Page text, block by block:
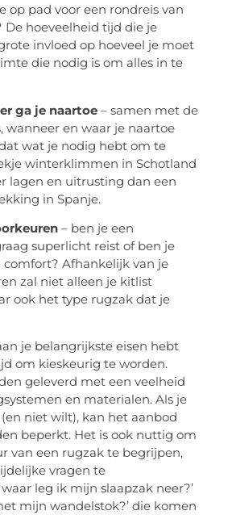
op pad voor een rondreis van
De hoeveelheid tijd die je
invloed op hoeveel je moet
die nodig is om alles in te
ga je naartoe – samen met de
wanneer en waar je naartoe
wat je nodig hebt om te
winterklimmen in Schotland
lagen en uitrusting dan een
in Spanje.
– ben je een
superlicht reist of ben je
comfort? Afhankelijk van je
zal niet alleen je kitlist
ook het type rugzak dat je
je belangrijkste eisen hebt
om kieskeurig te worden.
geleverd met een veelheid
en materialen. Als je
niet wilt), kan het aanbod
beperkt. Het is ook nuttig om
van een rugzak te begrijpen,
vragen te
leg ik mijn slaapzak neer?’
mijn wandelstok?’ die komen